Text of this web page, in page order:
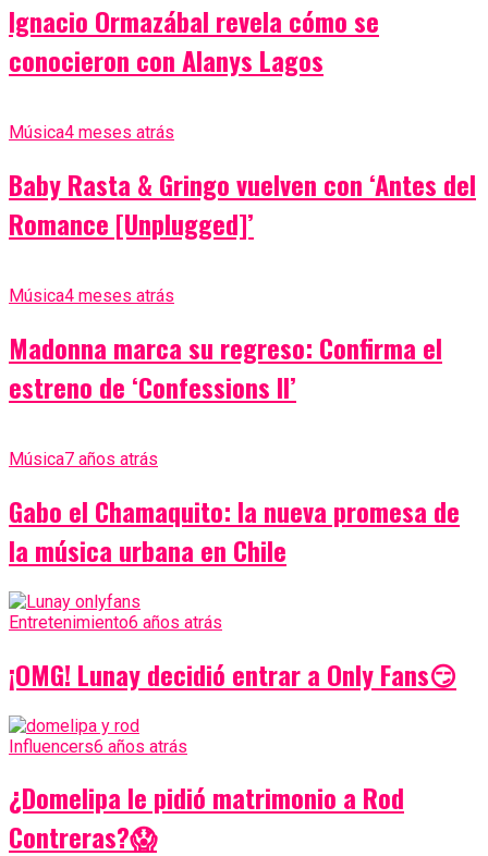
Ignacio Ormazábal revela cómo se
conocieron con Alanys Lagos
Música4 meses atrás
Baby Rasta & Gringo vuelven con ‘Antes del
Romance [Unplugged]’
Música4 meses atrás
Madonna marca su regreso: Confirma el
estreno de ‘Confessions II’
Música7 años atrás
Gabo el Chamaquito: la nueva promesa de
la música urbana en Chile
Entretenimiento6 años atrás
¡OMG! Lunay decidió entrar a Only Fans😏
Influencers6 años atrás
¿Domelipa le pidió matrimonio a Rod
Contreras?😱